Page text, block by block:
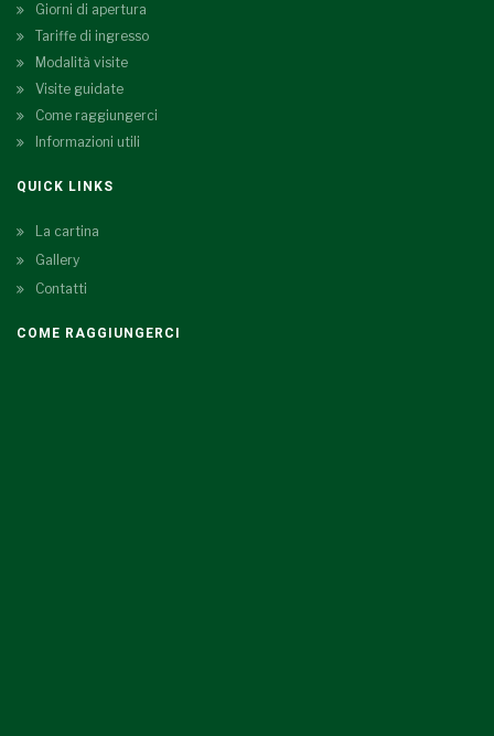
Giorni di apertura
Tariffe di ingresso
Modalità visite
Visite guidate
Come raggiungerci
Informazioni utili
QUICK LINKS
La cartina
Gallery
Contatti
COME RAGGIUNGERCI